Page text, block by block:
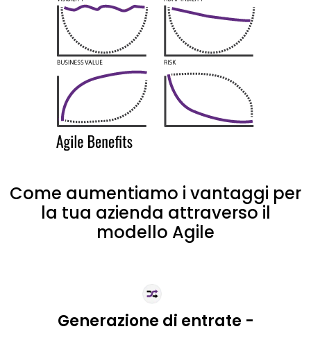
Come aumentiamo i vantaggi per
la tua azienda attraverso il
modello Agile
Generazione di entrate -